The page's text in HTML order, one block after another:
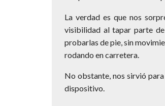
La verdad es que nos
visibilidad al tapar parte
probarlas de pie, sin
rodando en carretera.
No obstante, nos sirvió
dispositivo.